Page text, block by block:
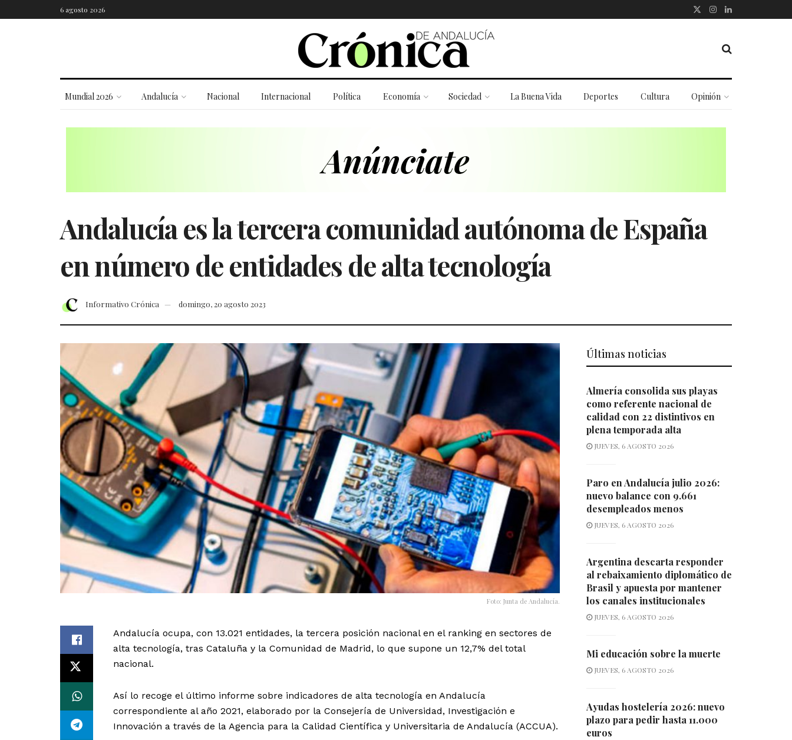
6 agosto 2026
Mundial 2026 Andalucía Nacional Internacional Política Economía Sociedad La Buena Vida Deportes Cultura Opinión
Andalucía es la tercera comunidad autónoma de España
en número de entidades de alta tecnología
Informativo Crónica domingo, 20 agosto 2023
Foto: Junta de Andalucía.
Andalucía ocupa, con 13.021 entidades, la tercera posición nacional en el ranking en sectores de
alta tecnología, tras Cataluña y la Comunidad de Madrid, lo que supone un 12,7% del total
nacional.
Así lo recoge el último informe sobre indicadores de alta tecnología en Andalucía
correspondiente al año 2021, elaborado por la Consejería de Universidad, Investigación e
Innovación a través de la Agencia para la Calidad Científica y Universitaria de Andalucía (ACCUA).
Últimas noticias
Almería consolida sus playas
como referente nacional de
calidad con 22 distintivos en
plena temporada alta
JUEVES, 6 AGOSTO 2026
Paro en Andalucía julio 2026:
nuevo balance con 9.661
desempleados menos
JUEVES, 6 AGOSTO 2026
Argentina descarta responder
al rebaixamiento diplomático de
Brasil y apuesta por mantener
los canales institucionales
JUEVES, 6 AGOSTO 2026
Mi educación sobre la muerte
JUEVES, 6 AGOSTO 2026
Ayudas hostelería 2026: nuevo
plazo para pedir hasta 11.000
euros